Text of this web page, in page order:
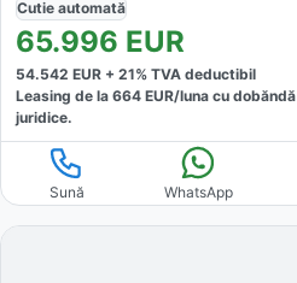
Cutie automată
65.996 EUR
54.542 EUR + 21% TVA deductibil
Leasing de la 664 EUR/luna cu dobăndă
juridice.
Sună WhatsApp